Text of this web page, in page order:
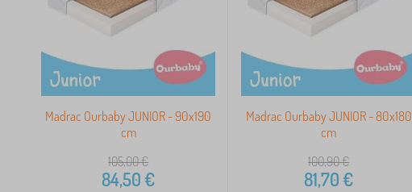
Madrac Ourbaby JUNIOR - 90x190
cm
105,00€
84,50€
Madrac Ourbaby JUNIOR - 80x180
cm
100,90€
81,70€